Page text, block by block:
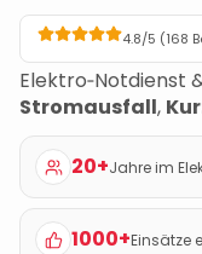
4.8/5 (168
Elektro‑Notdienst
Stromausfall,
20+Jahre im
1000+Einsätze